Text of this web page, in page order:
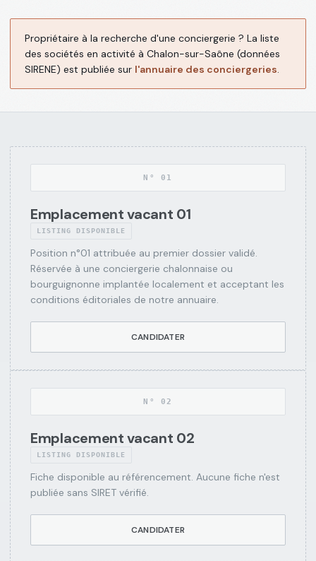
RPT
Rapports
de
→
→
AUD
Audit
d'annonce
gratuit
→
Chalon
Propriétaire à la recherche d'une conciergerie ? La liste
des sociétés en activité à Chalon-sur-Saône (données
SIRENE) est publiée sur l'annuaire des conciergeries.
N° 01
Emplacement vacant 01
LISTING DISPONIBLE
Position n°01 attribuée au premier dossier validé.
Réservée à une conciergerie chalonnaise ou
bourguignonne implantée localement et acceptant les
conditions éditoriales de notre annuaire.
CANDIDATER
N° 02
Emplacement vacant 02
LISTING DISPONIBLE
Fiche disponible au référencement. Aucune fiche n'est
publiée sans SIRET vérifié.
CANDIDATER